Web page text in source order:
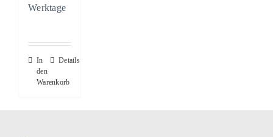
Werktage
In
den
Warenkorb
Details